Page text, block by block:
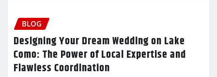
BLOG
Designing Your Dream Wedding on Lake
Como: The Power of Local Expertise and
Flawless Coordination